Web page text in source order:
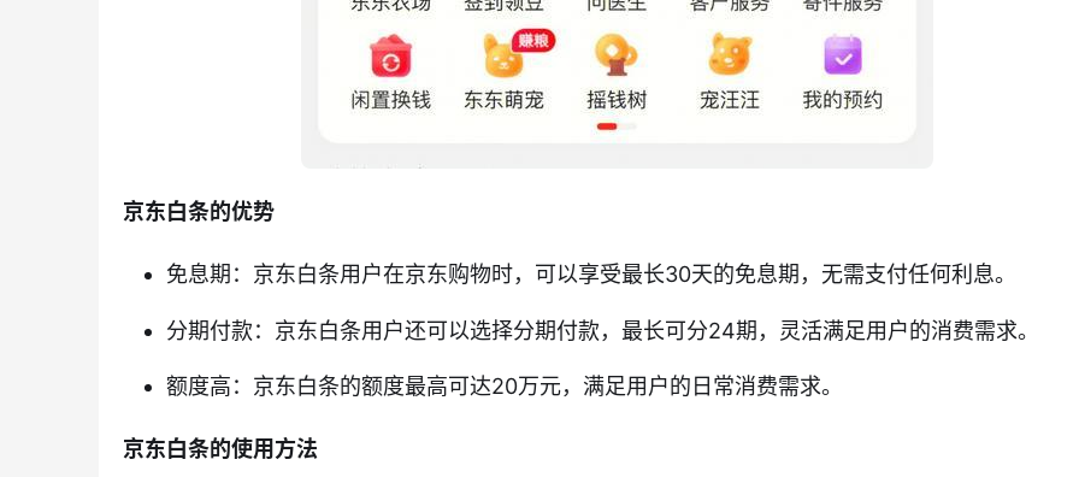
京东白条的优势
免息期：京东白条用户在京东购物时，可以享受最长30天的免息期，无需支付任何利息。
分期付款：京东白条用户还可以选择分期付款，最长可分24期，灵活满足用户的消费需求。
额度高：京东白条的额度最高可达20万元，满足用户的日常消费需求。
京东白条的使用方法